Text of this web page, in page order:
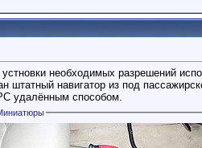
необходимых разрешений
штатный навигатор из под
удалённым способом.